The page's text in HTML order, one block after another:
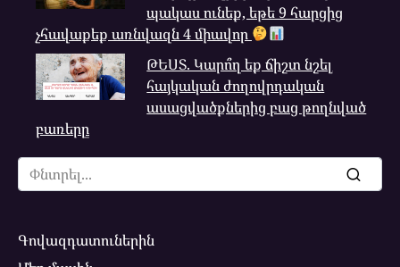
պակաս ունեք, եթե 9 հարցից
չհավաքեք առնվազն 4 միավոր
ԹԵՍՏ. Կարո՞ղ եք ճիշտ նշել
հայկական ժողովրդական
ասացվածքներից բաց թողնված
բառերը
Search
for:
Գովազդատուներին